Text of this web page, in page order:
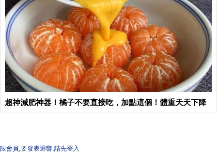
超神減肥神器！橘子不要直接吃，加點這個！體重天天下降
限會員,要發表迴響,請先登入